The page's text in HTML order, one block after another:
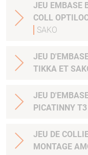
JEU EMBASE
COLL
SAKO
JEU D'EMBASE RAIL 17MM
TIKKA
JEU
PICATINNY
JEU DE
MONTAGE